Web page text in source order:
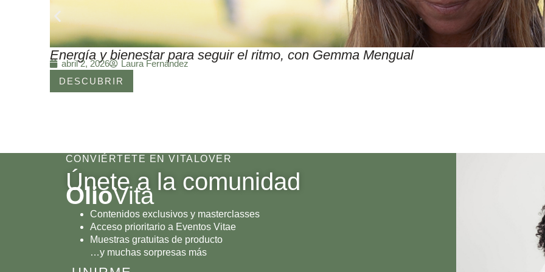
Energía y bienestar para seguir el ritmo, con Gemma Mengual
abril 2, 2026
Laura Fernández
DESCUBRIR
CONVIÉRTETE EN VITALOVER
Únete a la comunidad
OlioVita
Contenidos exclusivos y masterclasses
Acceso prioritario a Eventos Vitae
Muestras gratuitas de producto
…y muchas sorpresas más